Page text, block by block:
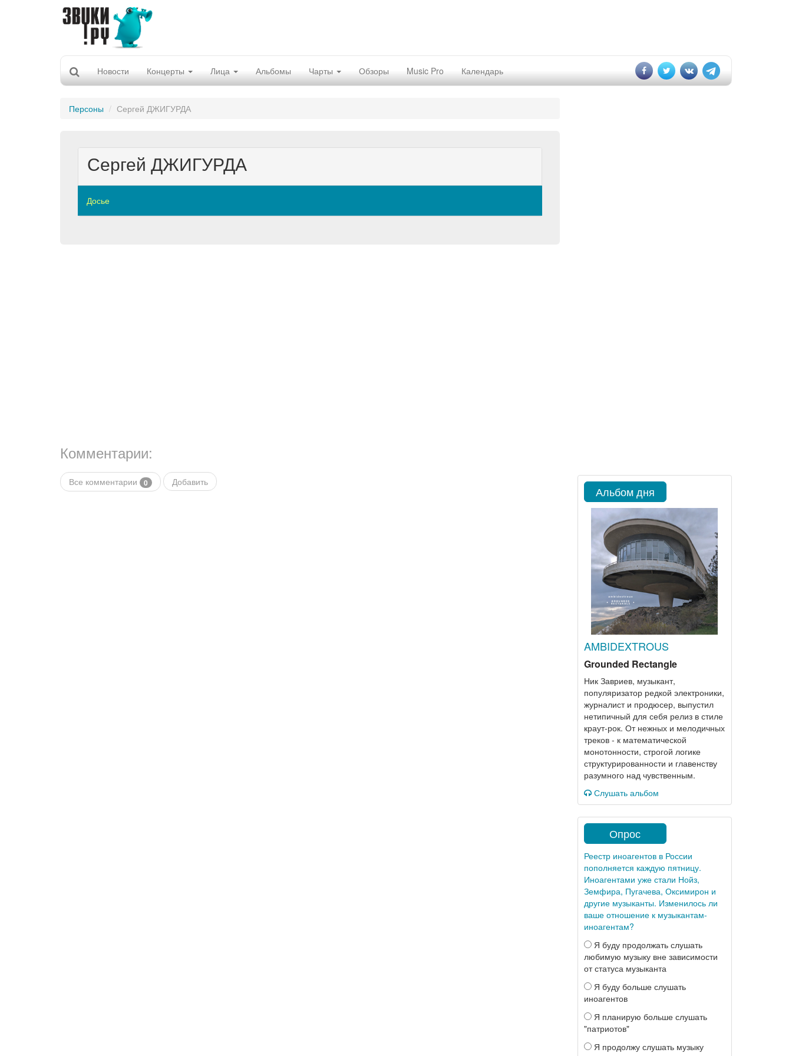
Новости Концерты Лица Альбомы Чарты Обзоры Music Pro Календарь
Персоны Сергей ДЖИГУРДА
Сергей ДЖИГУРДА
Досье
Комментарии:
Все комментарии 0 Добавить
Альбом дня
AMBIDEXTROUS
Grounded Rectangle
Ник Завриев, музыкант,
популяризатор редкой электроники,
журналист и продюсер, выпустил
нетипичный для себя релиз в стиле
краут-рок. От нежных и мелодичных
треков - к математической
монотонности, строгой логике
структурированности и главенству
разумного над чувственным.
Слушать альбом
Опрос
Реестр иноагентов в России
пополняется каждую пятницу.
Иноагентами уже стали Нойз,
Земфира, Пугачева, Оксимирон и
другие музыканты. Изменилось ли
ваше отношение к музыкантам-
иноагентам?
Я буду продолжать слушать
любимую музыку вне зависимости
от статуса музыканта
Я буду больше слушать
иноагентов
Я планирую больше слушать
"патриотов"
Я продолжу слушать музыку